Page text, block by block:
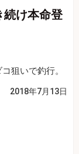
続け本命登
狙いで釣行。
2018年7月13日